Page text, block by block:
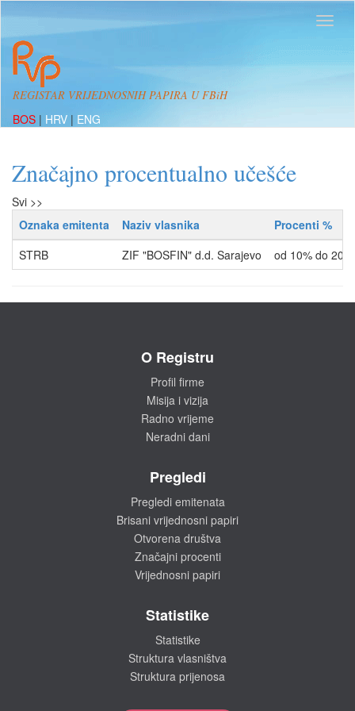
REGISTAR VRIJEDNOSNIH PAPIRA U FBiH
BOS | HRV | ENG
Značajno procentualno učešće
Svi >>
Oznaka emitenta
Naziv vlasnika
Procenti %
STRB
ZIF "BOSFIN" d.d. Sarajevo od 10% do 20%
O Registru
Profil firme
Misija i vizija
Radno vrijeme
Neradni dani
Pregledi
Pregledi emitenata
Brisani vrijednosni papiri
Otvorena društva
Značajni procenti
Vrijednosni papiri
Statistike
Statistike
Struktura vlasništva
Struktura prijenosa